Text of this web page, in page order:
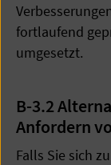
fortlaufend
umgesetzt.
B-3.2
Anfordern
Falls Sie sich